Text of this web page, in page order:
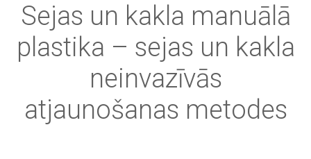
Sejas un kakla manuālā
plastika – sejas un kakla
neinvazīvās
atjaunošanas metodes